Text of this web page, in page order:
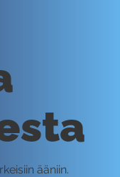
ääniin.